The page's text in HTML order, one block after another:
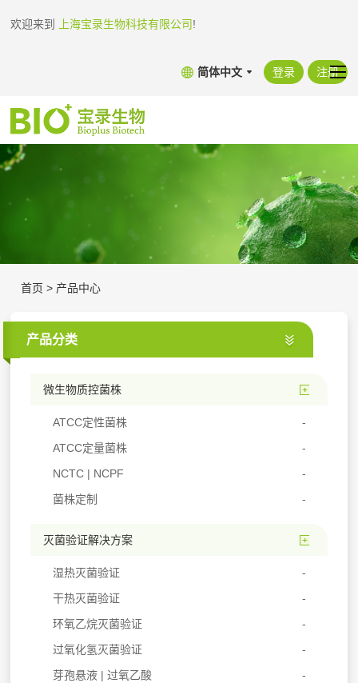
欢迎来到 上海宝录生物科技有限公司!
简体中文 登录 注册
首页 > 产品中心
产品分类
微生物质控菌株
ATCC定性菌株
ATCC定量菌株
NCTC | NCPF
菌株定制
灭菌验证解决方案
湿热灭菌验证
干热灭菌验证
环氧乙烷灭菌验证
过氧化氢灭菌验证
芽孢悬液 | 过氧乙酸